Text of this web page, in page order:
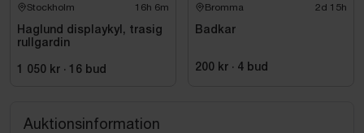
Stockholm 16h 6m
Haglund displaykyl, trasig
rullgardin
1 050 kr · 16 bud
Bromma 2d 15h
Badkar
200 kr · 4 bud
Auktionsinformation